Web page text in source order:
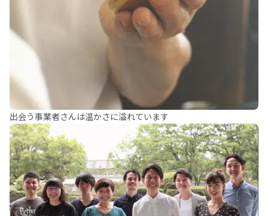
出会う事業者さんは温かさに溢れています